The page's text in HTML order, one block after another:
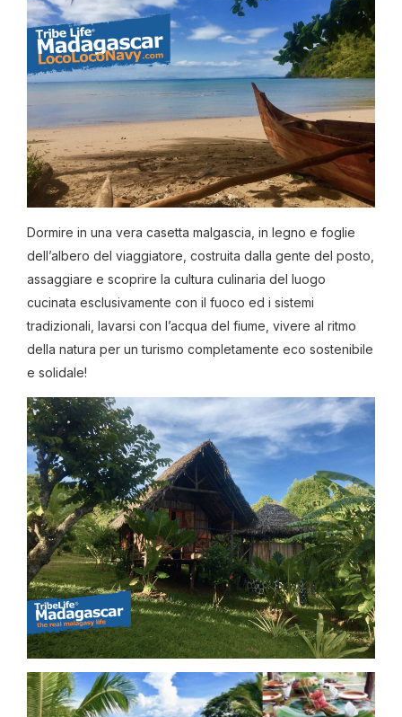
Dormire in una vera casetta malgascia, in legno e foglie
dell’albero del viaggiatore, costruita dalla gente del posto,
assaggiare e scoprire la cultura culinaria del luogo
cucinata esclusivamente con il fuoco ed i sistemi
tradizionali, lavarsi con l’acqua del fiume, vivere al ritmo
della natura per un turismo completamente eco sostenibile
e solidale!